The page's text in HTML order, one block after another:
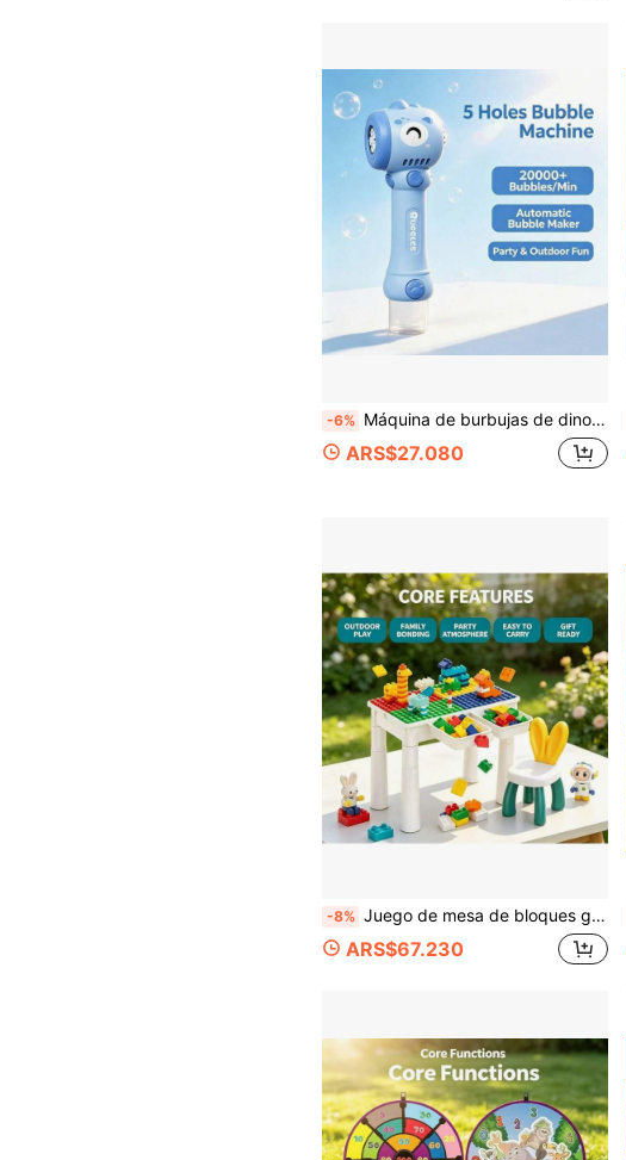
-6% Máquina de burbujas de dinosaurio parpadeante viral, varita de burbujas portátil para niños, juguete de exterior, soplado continuo de burbujas con un solo clic, adecuado para parque, camping, juego en piscina, Halloween, Pascua, regalo de fiesta festiva, niños y niñas de 3 años aman este juguete divertido, gran regalo con atmósfera festiva
ARS$27.080
-8% Juego de mesa de bloques grande multifuncional para niños con silla con forma de conejo lindo, altura ajustable de 2 niveles, caja de almacenamiento incorporada, se puede usar como mesa de juego de ensamblaje, escritorio de estudio, mesa de comedor, juego interactivo padre-hijo en el hogar, desarrolla la creatividad práctica, adecuado para niños y niñas, regalo preferido para cumpleaños, Navidad, Día del Niño
ARS$67.230